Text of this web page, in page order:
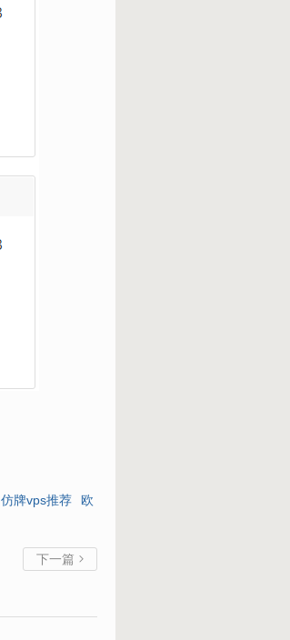
仿牌vps推荐
欧
下一篇 